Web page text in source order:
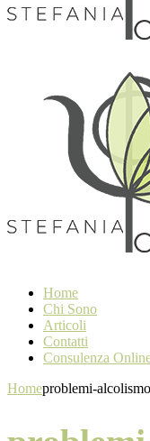
Home
Chi Sono
Articoli
Contatti
Consulenza
Homeproblemi-